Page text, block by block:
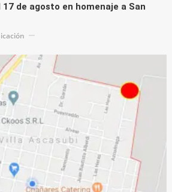
de agosto en homenaje a San